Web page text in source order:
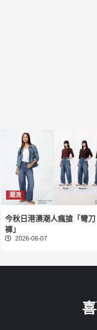
潮流
今秋日港澳潮人瘋搶「彎刀
褲」
2026-08-07